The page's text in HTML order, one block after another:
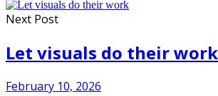
Next Post
Let visuals do their work
February 10, 2026